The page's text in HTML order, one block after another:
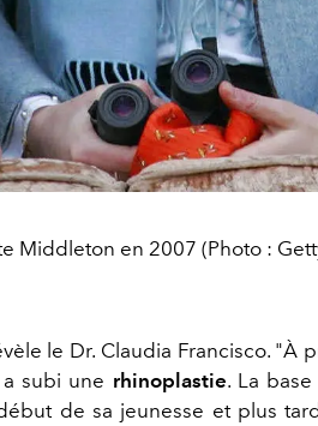
Middleton en 2007 (Photo :
le Dr. Claudia Francisco. "À
subi une rhinoplastie. La
de sa jeunesse et plus